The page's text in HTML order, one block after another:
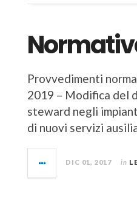
Provvedimenti
2019 – Modifica del
steward negli
di nuovi servizi
DIC 01, 2017 in